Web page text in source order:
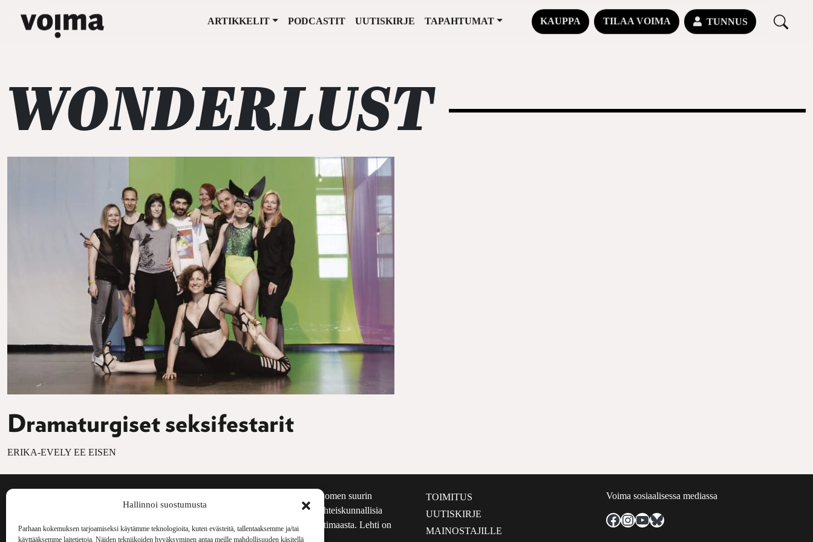
Hallinnoi suostumusta
Parhaan kokemuksen tarjoamiseksi käytämme teknologioita, kuten evästeitä, tallentaaksemme ja/tai
käyttääksemme laitetietoja. Näiden tekniikoiden hyväksyminen antaa meille mahdollisuuden käsitellä
Päävalikko
ARTIKKELIT PODCASTIT UUTISKIRJE TAPAHTUMAT KAUPPA TILAA VOIMA TUNNUS
WONDERLUST
Dramaturgiset seksifestarit
ERIKA-EVELY EE EISEN
Voima Kustannus
Voima on painosmäärältään Suomen suurin
kulttuurilehti. Se nostaa esiin yhteiskunnallisia
aiheita niin maailmalta kuin kotimaasta. Lehti on
ilmestynyt vuodesta 1999.
TOIMITUS
UUTISKIRJE
MAINOSTAJILLE
Voima sosiaalisessa mediassa
Facebook
Instagram
YouTube
Bluesky